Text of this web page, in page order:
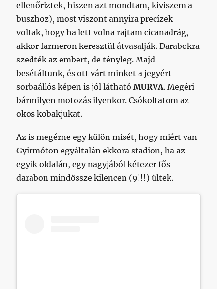
ellenőriztek, hiszen azt mondtam, kiviszem a
buszhoz), most viszont annyira precízek
voltak, hogy ha lett volna rajtam cicanadrág,
akkor farmeron keresztül átvasalják. Darabokra
szedték az embert, de tényleg. Majd
besétáltunk, és ott várt minket a jegyért
sorbaállós képen is jól láthatóMURVA. Megéri
bármilyen motozás ilyenkor. Csókoltatom az
okos kobakjukat.
Az is megérne egy külön misét, hogy miért van
Gyirmóton egyáltalán ekkora stadion, ha az
egyik oldalán, egy nagyjából kétezer fős
darabon mindössze kilencen (9!!!) ültek.